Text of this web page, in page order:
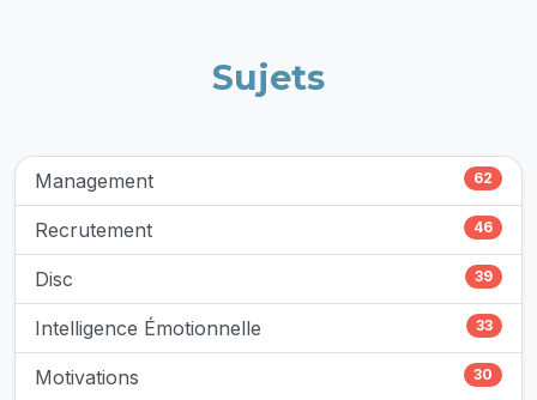
Sujets
Management 62
Recrutement 46
Disc 39
Intelligence Émotionnelle 33
Motivations 30